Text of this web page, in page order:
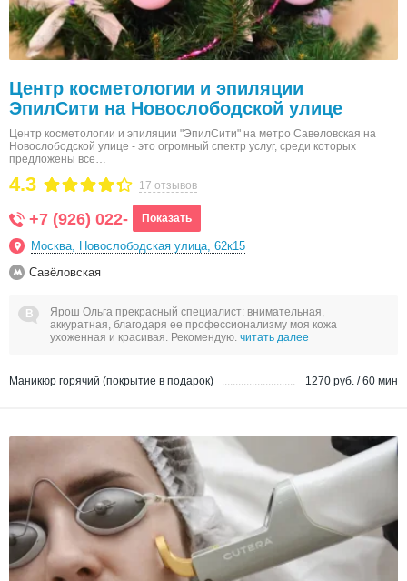
Центр косметологии и эпиляции
ЭпилСити на Новослободской улице
Центр косметологии и эпиляции "ЭпилСити" на метро Савеловская на
Новослободской улице - это огромный спектр услуг, среди которых
предложены все…
17 отзывов
4.3
+7 (926) 022- Показать
Москва, Новослободская улица, 62к15
Савёловская
Ярош Ольга прекрасный специалист: внимательная,
аккуратная, благодаря ее профессионализму моя кожа
ухоженная и красивая. Рекомендую. читать далее
Маникюр горячий (покрытие в подарок) 1270 руб. / 60 мин